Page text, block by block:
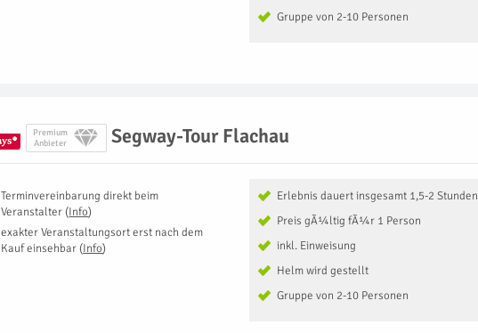
Gruppe von 2-10 Personen
Premium
Anbieter
Segway-Tour Flachau
Erlebnis dauert insgesamt 1,5-2 Stunden
Preis gÃ¼ltig fÃ¼r 1 Person
inkl. Einweisung
Helm wird gestellt
Gruppe von 2-10 Personen
Terminvereinbarung direkt beim
Veranstalter (Info)
exakter Veranstaltungsort erst nach dem
Kauf einsehbar (Info)